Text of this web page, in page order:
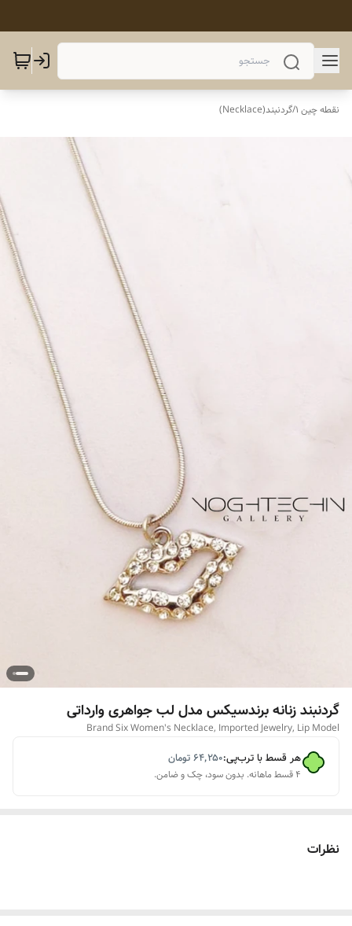
نقطه چین 1 /گردنبند(Necklace)
گردنبند زنانه برندسیکس مدل لب جواهری وارداتی
Brand Six Women's Necklace, Imported Jewelry, Lip Model
هر قسط با ترب‌پی:۶۴٬۲۵۰تومان
۴ قسط ماهانه. بدون سود، چک و ضامن.
نظرات